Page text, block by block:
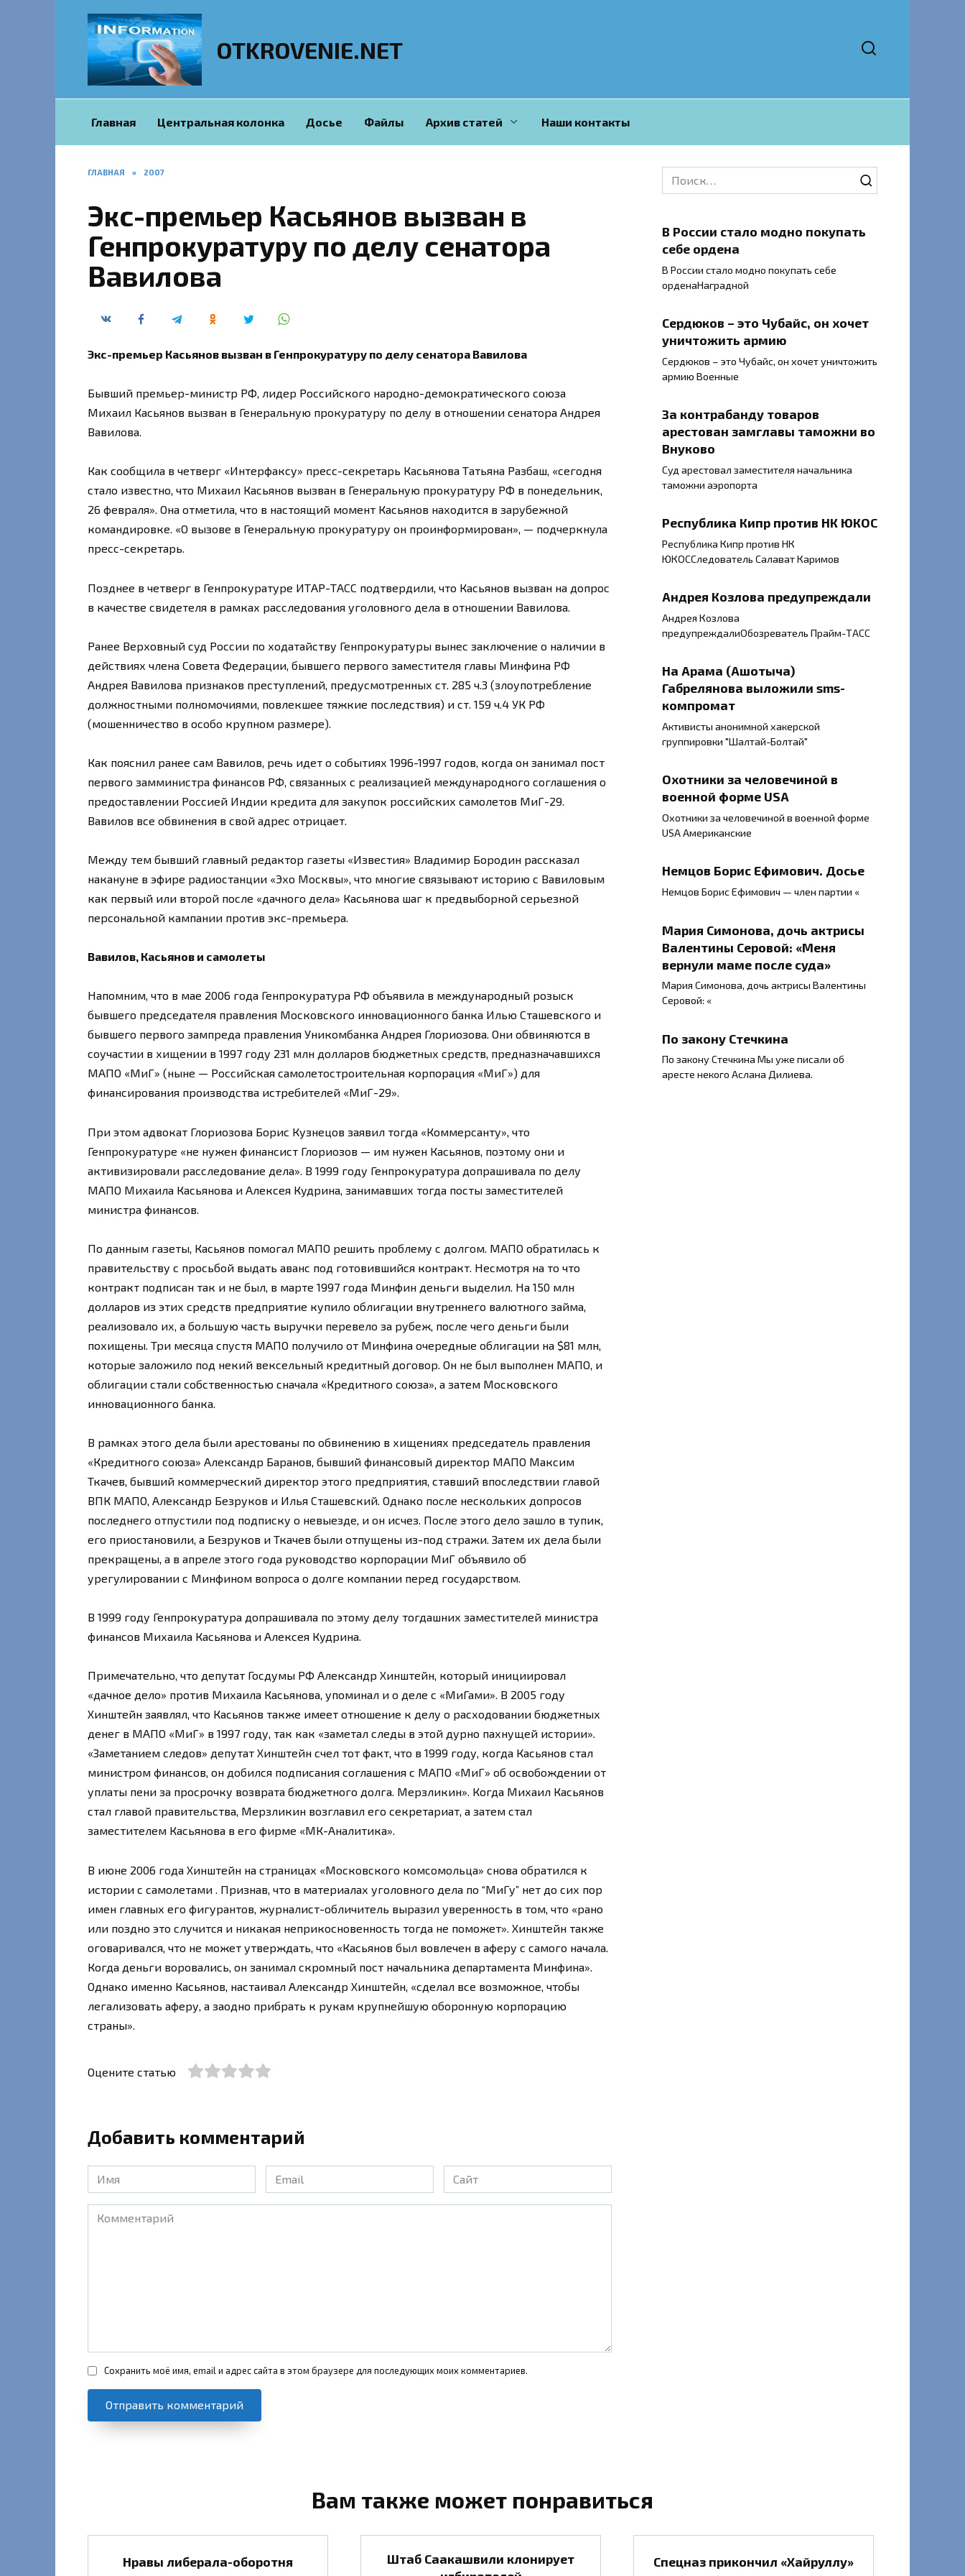
OTKROVENIE.NET
Главная Центральная колонка Досье Файлы Архив статей Наши контакты
ГЛАВНАЯ » 2007
Экс-премьер Касьянов вызван в
Генпрокуратуру по делу сенатора
Вавилова
Экс-премьер Касьянов вызван в Генпрокуратуру по делу сенатора Вавилова
Бывший премьер-министр РФ, лидер Российского народно-демократического союза
Михаил Касьянов вызван в Генеральную прокуратуру по делу в отношении сенатора Андрея
Вавилова.
Как сообщила в четверг «Интерфаксу» пресс-секретарь Касьянова Татьяна Разбаш, «сегодня
стало известно, что Михаил Касьянов вызван в Генеральную прокуратуру РФ в понедельник,
26 февраля». Она отметила, что в настоящий момент Касьянов находится в зарубежной
командировке. «О вызове в Генеральную прокуратуру он проинформирован», — подчеркнула
пресс-секретарь.
Позднее в четверг в Генпрокуратуре ИТАР-ТАСС подтвердили, что Касьянов вызван на допрос
в качестве свидетеля в рамках расследования уголовного дела в отношении Вавилова.
Ранее Верховный суд России по ходатайству Генпрокуратуры вынес заключение о наличии в
действиях члена Совета Федерации, бывшего первого заместителя главы Минфина РФ
Андрея Вавилова признаков преступлений, предусмотренных ст. 285 ч.3 (злоупотребление
должностными полномочиями, повлекшее тяжкие последствия) и ст. 159 ч.4 УК РФ
(мошенничество в особо крупном размере).
Как пояснил ранее сам Вавилов, речь идет о событиях 1996-1997 годов, когда он занимал пост
первого замминистра финансов РФ, связанных с реализацией международного соглашения о
предоставлении Россией Индии кредита для закупок российских самолетов МиГ-29.
Вавилов все обвинения в свой адрес отрицает.
Между тем бывший главный редактор газеты «Известия» Владимир Бородин рассказал
накануне в эфире радиостанции «Эхо Москвы», что многие связывают историю с Вавиловым
как первый или второй после «дачного дела» Касьянова шаг к предвыборной серьезной
персональной кампании против экс-премьера.
Вавилов, Касьянов и самолеты
Напомним, что в мае 2006 года Генпрокуратура РФ объявила в международный розыск
бывшего председателя правления Московского инновационного банка Илью Сташевского и
бывшего первого зампреда правления Уникомбанка Андрея Глориозова. Они обвиняются в
соучастии в хищении в 1997 году 231 млн долларов бюджетных средств, предназначавшихся
МАПО «МиГ» (ныне — Российская самолетостроительная корпорация «МиГ») для
финансирования производства истребителей «МиГ-29».
При этом адвокат Глориозова Борис Кузнецов заявил тогда «Коммерсанту», что
Генпрокуратуре «не нужен финансист Глориозов — им нужен Касьянов, поэтому они и
активизировали расследование дела». В 1999 году Генпрокуратура допрашивала по делу
МАПО Михаила Касьянова и Алексея Кудрина, занимавших тогда посты заместителей
министра финансов.
По данным газеты, Касьянов помогал МАПО решить проблему с долгом. МАПО обратилась к
правительству с просьбой выдать аванс под готовившийся контракт. Несмотря на то что
контракт подписан так и не был, в марте 1997 года Минфин деньги выделил. На 150 млн
долларов из этих средств предприятие купило облигации внутреннего валютного займа,
реализовало их, а большую часть выручки перевело за рубеж, после чего деньги были
похищены. Три месяца спустя МАПО получило от Минфина очередные облигации на $81 млн,
которые заложило под некий вексельный кредитный договор. Он не был выполнен МАПО, и
облигации стали собственностью сначала «Кредитного союза», а затем Московского
инновационного банка.
В рамках этого дела были арестованы по обвинению в хищениях председатель правления
«Кредитного союза» Александр Баранов, бывший финансовый директор МАПО Максим
Ткачев, бывший коммерческий директор этого предприятия, ставший впоследствии главой
ВПК МАПО, Александр Безруков и Илья Сташевский. Однако после нескольких допросов
последнего отпустили под подписку о невыезде, и он исчез. После этого дело зашло в тупик,
его приостановили, а Безруков и Ткачев были отпущены из-под стражи. Затем их дела были
прекращены, а в апреле этого года руководство корпорации МиГ объявило об
урегулировании с Минфином вопроса о долге компании перед государством.
В 1999 году Генпрокуратура допрашивала по этому делу тогдашних заместителей министра
финансов Михаила Касьянова и Алексея Кудрина.
Примечательно, что депутат Госдумы РФ Александр Хинштейн, который инициировал
«дачное дело» против Михаила Касьянова, упоминал и о деле с «МиГами». В 2005 году
Хинштейн заявлял, что Касьянов также имеет отношение к делу о расходовании бюджетных
денег в МАПО «МиГ» в 1997 году, так как «заметал следы в этой дурно пахнущей истории».
«Заметанием следов» депутат Хинштейн счел тот факт, что в 1999 году, когда Касьянов стал
министром финансов, он добился подписания соглашения с МАПО «МиГ» об освобождении от
уплаты пени за просрочку возврата бюджетного долга. Мерзликин». Когда Михаил Касьянов
стал главой правительства, Мерзликин возглавил его секретариат, а затем стал
заместителем Касьянова в его фирме «МК-Аналитика».
В июне 2006 года Хинштейн на страницах «Московского комсомольца» снова обратился к
истории с самолетами . Признав, что в материалах уголовного дела по “МиГу” нет до сих пор
имен главных его фигурантов, журналист-обличитель выразил уверенность в том, что «рано
или поздно это случится и никакая неприкосновенность тогда не поможет». Хинштейн также
оговаривался, что не может утверждать, что «Касьянов был вовлечен в аферу с самого начала.
Когда деньги воровались, он занимал скромный пост начальника департамента Минфина».
Однако именно Касьянов, настаивал Александр Хинштейн, «сделал все возможное, чтобы
легализовать аферу, а заодно прибрать к рукам крупнейшую оборонную корпорацию
страны».
Оцените статью
Добавить комментарий
Имя
*
Email
*
Сайт
Комментарий
Сохранить моё имя, email и адрес сайта в этом браузере для последующих моих комментариев.
Search
for:
В России стало модно покупать
себе ордена
В России стало модно покупать себе
орденаНаградной
Сердюков – это Чубайс, он хочет
уничтожить армию
Сердюков – это Чубайс, он хочет уничтожить
армию Военные
За контрабанду товаров
арестован замглавы таможни во
Внуково
Суд арестовал заместителя начальника
таможни аэропорта
Республика Кипр против НК ЮКОС
Республика Кипр против НК
ЮКОССледователь Салават Каримов
Андрея Козлова предупреждали
Андрея Козлова
предупреждалиОбозреватель Прайм-ТАСС
На Арама (Ашотыча)
Габрелянова выложили sms-
компромат
Активисты анонимной хакерской
группировки "Шалтай-Болтай"
Охотники за человечиной в
военной форме USA
Охотники за человечиной в военной форме
USA Американские
Немцов Борис Ефимович. Досье
Немцов Борис Ефимович — член партии «
Мария Симонова, дочь актрисы
Валентины Серовой: «Меня
вернули маме после суда»
Мария Симонова, дочь актрисы Валентины
Серовой: «
По закону Стечкина
По закону Стечкина Мы уже писали об
аресте некого Аслана Дилиева.
Вам также может понравиться
Нравы либерала-оборотня
Штаб Саакашвили клонирует
Спецназ прикончил «Хайруллу»